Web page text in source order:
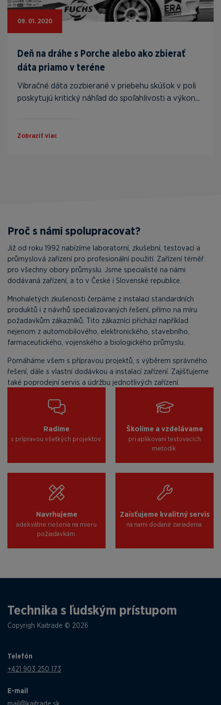
09. 01. 2020
Deň na dráhe s Porche alebo ako zbierať
dáta priamo v teréne
Vibračné dáta zozbierané v priebehu skúšok v poli
poskytujú kritický náhľad do spoľahlivosti a výkon...
Zobraziť viac
Proč s námi spolupracovat?
Již od roku 1992 nabízíme laboratorní, zkušební, testovací a
průmyslová zařízení pro profesionální použití. Zařízení téměř
pro všechny obory průmyslu. Jsme specialisté na námi
dodávaná zařízení, a to v České i Slovenské republice.
Mnohaletých zkušenosti čerpáme z instalací standardních
produktů i z návrhů specializovaných řešení, přímo na míru
požadavkům zákazníků. Tito zákazníci přichází například
nejenom z automobilového, elektronického, stavebního,
farmaceutického, vojenského a biologického průmyslu.
Pomáháme všem s přípravou projektů, s výběrem správného
řešení, dále s vlastní dodávkou a instalací zařízení. Zajišťujeme
také poprodejní servis a údržbu jednotlivých zařízení.
Radíme
s prípravou všetkých projektov.
Školíme a vzdelávame
pri aplikovaní testovacích
metodík.
Navrhujeme
adekvátne riešenia na mieru
požiadavkám.
Zaisťujeme kvalitný servis
na nami dodané zariadenia.
Technika s ľudským prístupom
Copyrigh Kaitrade © 2026
Telefón
+421 903 250 173
E-mail